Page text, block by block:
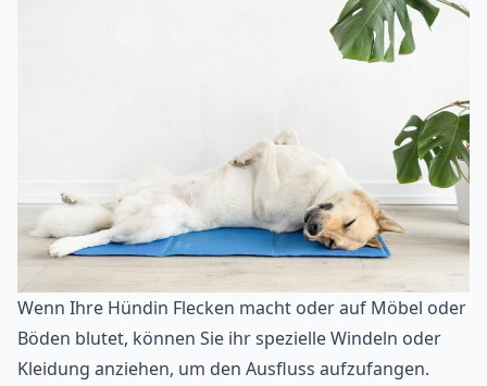
Wenn Ihre Hündin Flecken macht oder auf Möbel oder
Böden blutet, können Sie ihr spezielle Windeln oder
Kleidung anziehen, um den Ausfluss aufzufangen.